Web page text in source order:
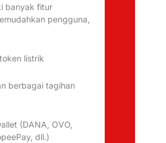
banyak fitur
pengguna,
listrik
berbagai tagihan
(DANA, OVO,
dll.)